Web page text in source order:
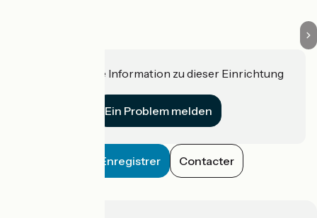
Haben Sie eine Information zu dieser Einrichtung
Ein Problem melden
Enregistrer Contacter